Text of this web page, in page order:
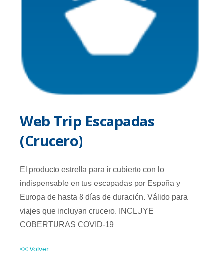
Web Trip Escapadas
(Crucero)
El producto estrella para ir cubierto con lo
indispensable en tus escapadas por España y
Europa de hasta 8 días de duración. Válido para
viajes que incluyan crucero. INCLUYE
COBERTURAS COVID-19
<< Volver